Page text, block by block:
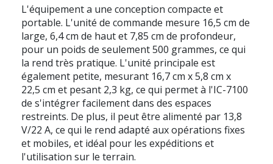
L'équipement a une conception compacte et
portable. L'unité de commande mesure 16,5 cm de
large, 6,4 cm de haut et 7,85 cm de profondeur,
pour un poids de seulement 500 grammes, ce qui
la rend très pratique. L'unité principale est
également petite, mesurant 16,7 cm x 5,8 cm x
22,5 cm et pesant 2,3 kg, ce qui permet à l'IC-7100
de s'intégrer facilement dans des espaces
restreints. De plus, il peut être alimenté par 13,8
V/22 A, ce qui le rend adapté aux opérations fixes
et mobiles, et idéal pour les expéditions et
l'utilisation sur le terrain.